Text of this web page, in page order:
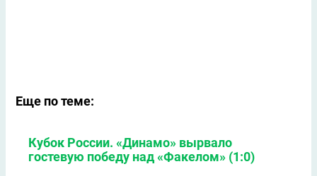
Еще по теме:
Кубок России. «Динамо» вырвало
гостевую победу над «Факелом» (1:0)